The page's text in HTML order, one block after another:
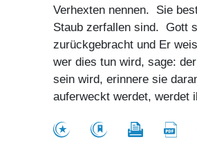
Verhexten nennen. Sie
Staub zerfallen sind. Gott
zurückgebracht und Er
wer dies tun wird, sage:
sein wird, erinnere sie
auferweckt werdet, werdet